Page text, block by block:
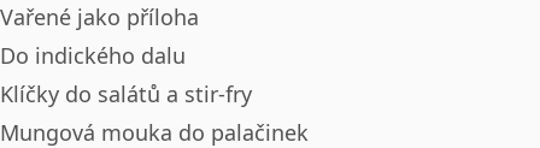
Vařené jako příloha
Do indického dalu
Klíčky do salátů a stir-fry
Mungová mouka do palačinek